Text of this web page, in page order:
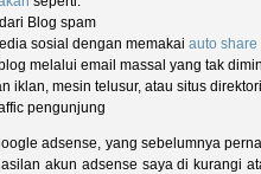
Blog spam
sosial dengan memakai auto share
melalui email massal yang tak
iklan, mesin telusur, atau situs
pengunjung
adsense, yang sebelumnya
akun adsense saya di kurangi